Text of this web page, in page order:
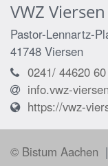
VWZ Viersen
Pastor-Lennartz-
41748 Viersen
0241/ 44620 60
info.vwz-
https://vwz-
© Bistum Aachen